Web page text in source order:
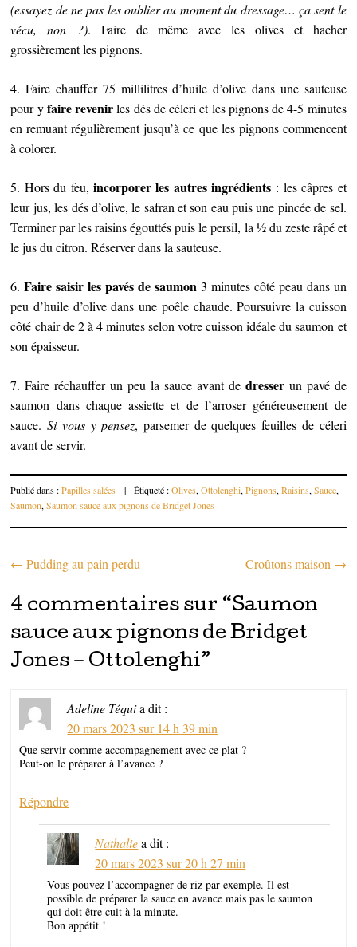
(essayez de ne pas les oublier au moment du dressage… ça sent le
vécu, non ?). Faire de même avec les olives et hacher
grossièrement les pignons.
4. Faire chauffer 75 millilitres d’huile d’olive dans une sauteuse
pour yfaire revenirles dés de céleri et les pignons de 4-5 minutes
en remuant régulièrement jusqu’à ce que les pignons commencent
à colorer.
5. Hors du feu, incorporer les autres ingrédients : les câpres et
leur jus, les dés d’olive, le safran et son eau puis une pincée de sel.
Terminer par les raisins égouttés puis le persil, la ½ du zeste râpé et
le jus du citron. Réserver dans la sauteuse.
6.Faire saisir les pavés de saumon 3 minutes côté peau dans un
peu d’huile d’olive dans une poêle chaude. Poursuivre la cuisson
côté chair de 2 à 4 minutes selon votre cuisson idéale du saumon et
son épaisseur.
7. Faire réchauffer un peu la sauce avant de dresserun pavé de
saumon dans chaque assiette et de l’arroser généreusement de
sauce.Si vous y pensez, parsemer de quelques feuilles de céleri
avant de servir.
Publié dans :Papilles salées | Étiqueté :Olives,Ottolenghi,Pignons,Raisins,Sauce,
Saumon,Saumon sauce aux pignons de Bridget Jones
Parcourir les articles
← Pudding au pain perdu Croûtons maison →
4 commentaires sur “Saumon
sauce aux pignons de Bridget
Jones – Ottolenghi”
Adeline Téquia dit :
20 mars 2023 sur 14 h 39 min
Que servir comme accompagnement avec ce plat ?
Peut-on le préparer à l’avance ?
Répondre
Nathalie a dit :
20 mars 2023 sur 20 h 27 min
Vous pouvez l’accompagner de riz par exemple. Il est
possible de préparer la sauce en avance mais pas le saumon
qui doit être cuit à la minute.
Bon appétit !